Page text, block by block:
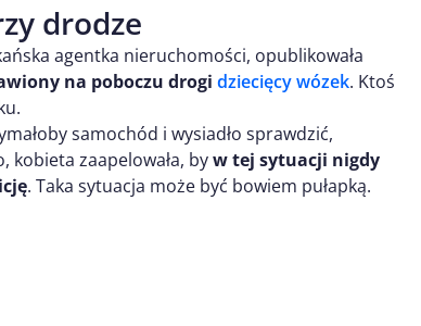
drodze
agentka nieruchomości, opublikowała
na poboczu drogi dziecięcy wózek. Ktoś
samochód i wysiadło sprawdzić,
kobieta zaapelowała, byw tej sytuacji nigdy
. Taka sytuacja może być bowiem pułapką.